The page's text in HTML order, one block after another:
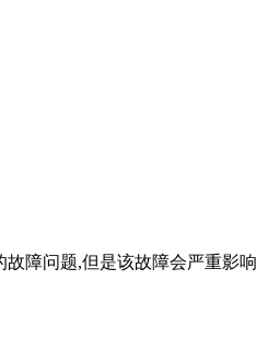
障问题,但是该故障会严重影